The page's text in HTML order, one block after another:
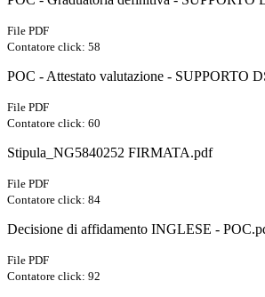
File PDF
Contatore click: 58
POC - Attestato valutazione - SUPPORTO
File PDF
Contatore click: 60
Stipula_NG5840252 FIRMATA.pdf
File PDF
Contatore click: 84
Decisione di affidamento INGLESE -
File PDF
Contatore click: 92